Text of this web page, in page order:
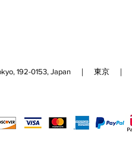
192-0153, Japan ｜ 東京 ｜